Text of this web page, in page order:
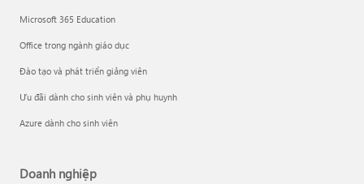
Microsoft 365 Education
Office trong ngành giáo dục
Đào tạo và phát triển giảng viên
Ưu đãi dành cho sinh viên và phụ huynh
Azure dành cho sinh viên
Doanh nghiệp